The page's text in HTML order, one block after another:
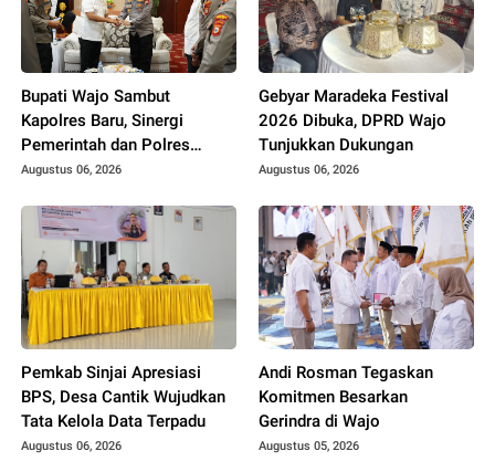
Bupati Wajo Sambut
Kapolres Baru, Sinergi
Pemerintah dan Polres
Diperkuat
Augustus 06, 2026
Gebyar Maradeka Festival
2026 Dibuka, DPRD Wajo
Tunjukkan Dukungan
Augustus 06, 2026
Pemkab Sinjai Apresiasi
BPS, Desa Cantik Wujudkan
Tata Kelola Data Terpadu
Augustus 06, 2026
Andi Rosman Tegaskan
Komitmen Besarkan
Gerindra di Wajo
Augustus 05, 2026